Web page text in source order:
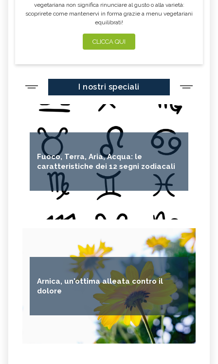
vegetariana non significa rinunciare al gusto o alla varietà:
scoprirete come mantenervi in forma grazie a menu vegetariani
equilibrati!
CLICCA QUI
I nostri speciali
Fuoco, Terra, Aria, Acqua: le
caratteristiche dei 12 segni zodiacali
Arnica, un'ottima alleata contro il
dolore